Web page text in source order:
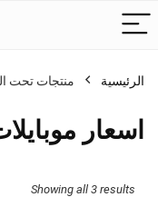
الرئيسية منتجات تحت
اسعار
Showing all 3 results
Sorted